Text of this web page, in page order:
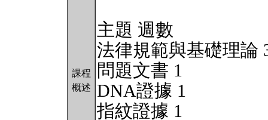
課程
概述
主題 週數
法律規範與基礎理論
問題文書 1
DNA證據 1
指紋證據 1